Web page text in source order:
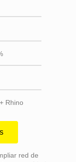
Rhino
red de